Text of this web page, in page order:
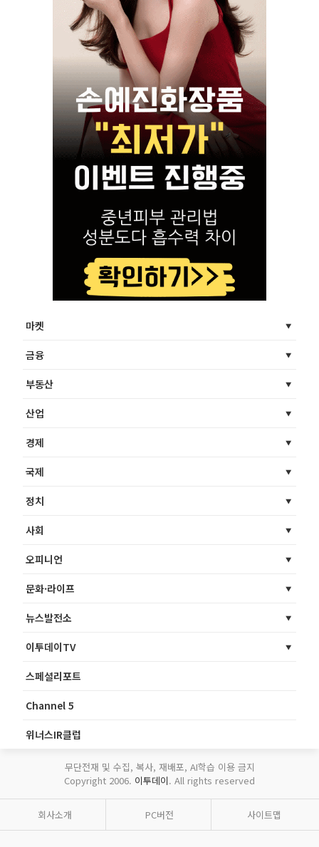
마켓
금융
부동산
산업
경제
국제
정치
사회
오피니언
문화·라이프
뉴스발전소
이투데이TV
스페셜리포트
Channel 5
위너스IR클럽
무단전재 및 수집, 복사, 재배포, AI학습 이용 금지
Copyright 2006. 이투데이. All rights reserved
회사소개 PC버전 사이트맵